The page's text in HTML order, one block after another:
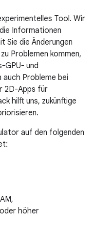
Tool. Wir
Informationen
Sie die Änderungen
Problemen kommen,
GPU- und
auch Probleme bei
2D-Apps für
hilft uns, zukünftige
auf den folgenden
höher